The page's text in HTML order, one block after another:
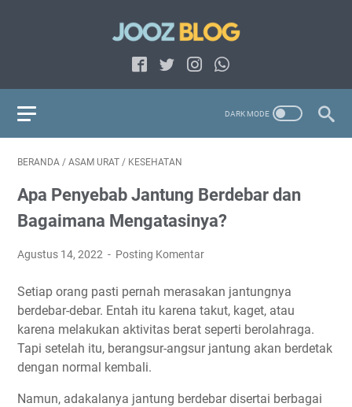
BERANDA / ASAM URAT / KESEHATAN
Apa Penyebab Jantung Berdebar dan
Bagaimana Mengatasinya?
Agustus 14, 2022 Posting Komentar
Setiap orang pasti pernah merasakan jantungnya
berdebar-debar. Entah itu karena takut, kaget, atau
karena melakukan aktivitas berat seperti berolahraga.
Tapi setelah itu, berangsur-angsur jantung akan berdetak
dengan normal kembali.
Namun, adakalanya jantung berdebar disertai berbagai